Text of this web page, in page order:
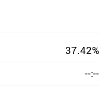
37.42%
--:--